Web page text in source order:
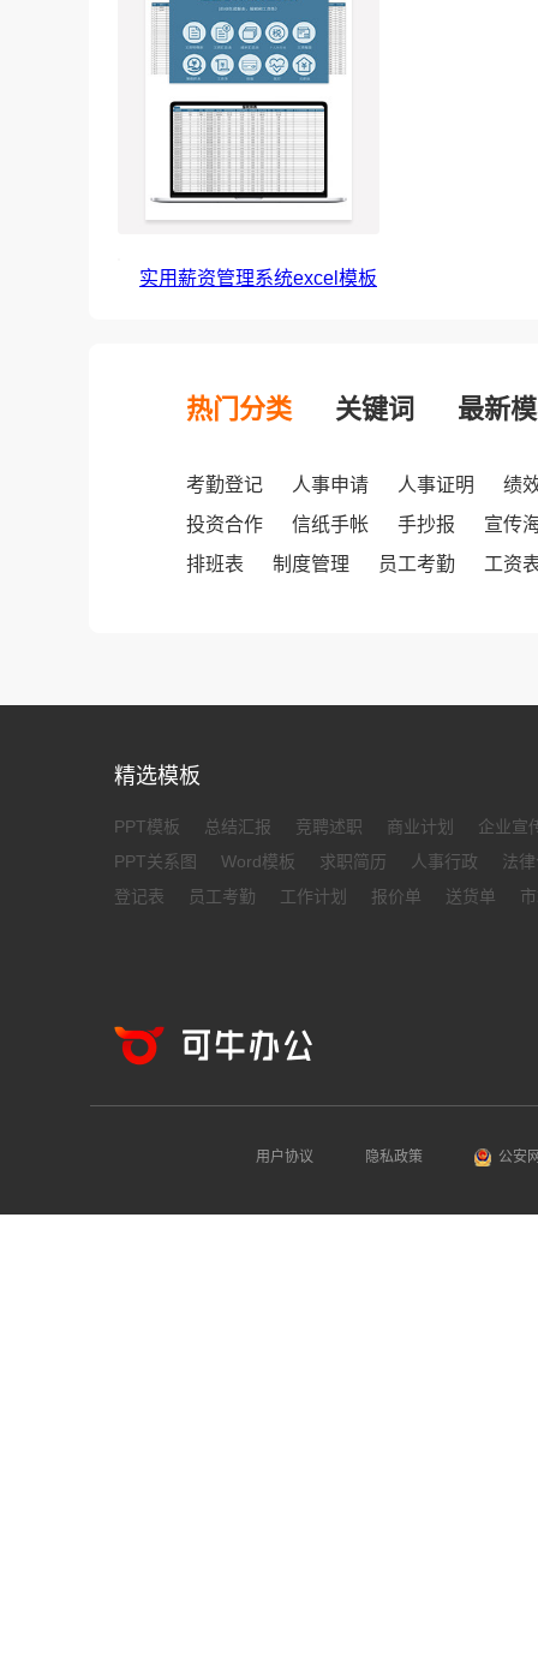
实用薪资管理系统excel模板
热门分类 关键词 最新
考勤登记 人事申请 人事证明
绩
投资合作
信纸手帐 手抄报
宣传
排班表
制度管理 员工考勤 工资
精选模板
PPT模板 总结汇报 竞聘述职 商业计划
企业宣
PPT关系图
Word模板 求职简历 人事行政
法
登记表
员工考勤 工作计划 报价单 送货单
用户协议 隐私政策 公安